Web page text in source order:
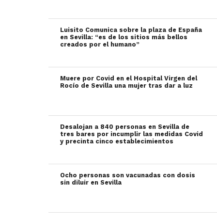
Luisito Comunica sobre la plaza de España
en Sevilla: “es de los sitios más bellos
creados por el humano”
Muere por Covid en el Hospital Virgen del
Rocío de Sevilla una mujer tras dar a luz
Desalojan a 840 personas en Sevilla de
tres bares por incumplir las medidas Covid
y precinta cinco establecimientos
Ocho personas son vacunadas con dosis
sin diluir en Sevilla